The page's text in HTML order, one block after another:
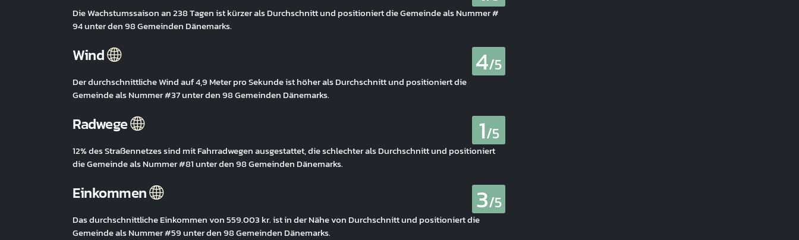
Die Wachstumssaison an 238 Tagen ist kürzer als Durchschnitt und positioniert die Gemeinde als Nummer #
94 unter den 98 Gemeinden Dänemarks.
Wind 4/5
Der durchschnittliche Wind auf 4,9 Meter pro Sekunde ist höher als Durchschnitt und positioniert die
Gemeinde als Nummer #37 unter den 98 Gemeinden Dänemarks.
Radwege 1/5
12% des Straßennetzes sind mit Fahrradwegen ausgestattet, die schlechter als Durchschnitt und positioniert
die Gemeinde als Nummer #81 unter den 98 Gemeinden Dänemarks.
Einkommen 3/5
Das durchschnittliche Einkommen von 559.003 kr. ist in der Nähe von Durchschnitt und positioniert die
Gemeinde als Nummer #59 unter den 98 Gemeinden Dänemarks.